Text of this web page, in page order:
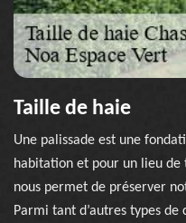
Taille de haie
Une palissade est une
habitation et pour un lieu de
nous permet de préserver
Parmi tant d’autres types